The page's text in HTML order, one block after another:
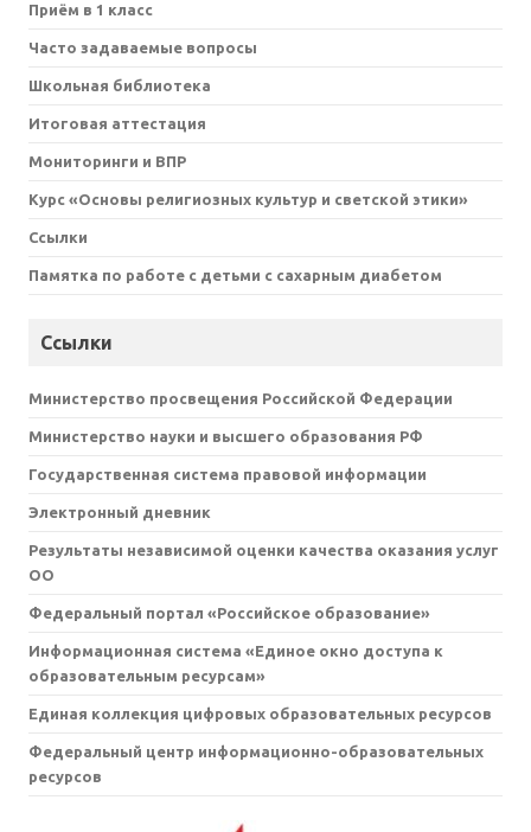
Приём в 1 класс
Часто задаваемые вопросы
Школьная библиотека
Итоговая аттестация
Мониторинги и ВПР
Курс «Основы религиозных культур и светской этики»
Ссылки
Памятка по работе с детьми с сахарным диабетом
Ссылки
Министерство просвещения Российской Федерации
Министерство науки и высшего образования РФ
Государственная система правовой информации
Электронный дневник
Результаты независимой оценки качества оказания услуг
ОО
Федеральный портал «Российское образование»
Информационная система «Единое окно доступа к
образовательным ресурсам»
Единая коллекция цифровых образовательных ресурсов
Федеральный центр информационно-образовательных
ресурсов